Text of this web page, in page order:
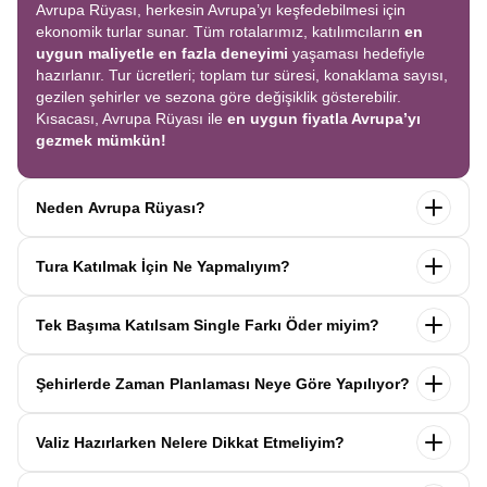
Avrupa Rüyası, herkesin Avrupa’yı keşfedebilmesi için
ekonomik turlar sunar. Tüm rotalarımız, katılımcıların en
uygun maliyetle en fazla deneyimi yaşaması hedefiyle
hazırlanır. Tur ücretleri; toplam tur süresi, konaklama sayısı,
gezilen şehirler ve sezona göre değişiklik gösterebilir.
Kısacası, Avrupa Rüyası ile en uygun fiyatla Avrupa’yı
gezmek mümkün!
Neden Avrupa Rüyası?
tek seferde birçok
ülkeyikeşfedin! Ekstra tur ücreti yok, tüm geziler fiyata
ile Avrupa’yı en keyifli şekilde yaşayın.
Tura Katılmak İçin Ne Yapmalıyım?
seyahat sözleşmesinionaylayın.İlk taksitiödediğinizde
Tek Başıma Katılsam Single Farkı Öder miyim?
katıldığınızda1000 Euro’ya varan single farkı
konforlu bir şekilde seyahat edebilirsiniz.
Şehirlerde Zaman Planlaması Neye Göre Yapılıyor?
uzman
operasyon birimimiz tarafından önceden test edilip
en
Valiz Hazırlarken Nelere Dikkat Etmeliyim?
ve 1